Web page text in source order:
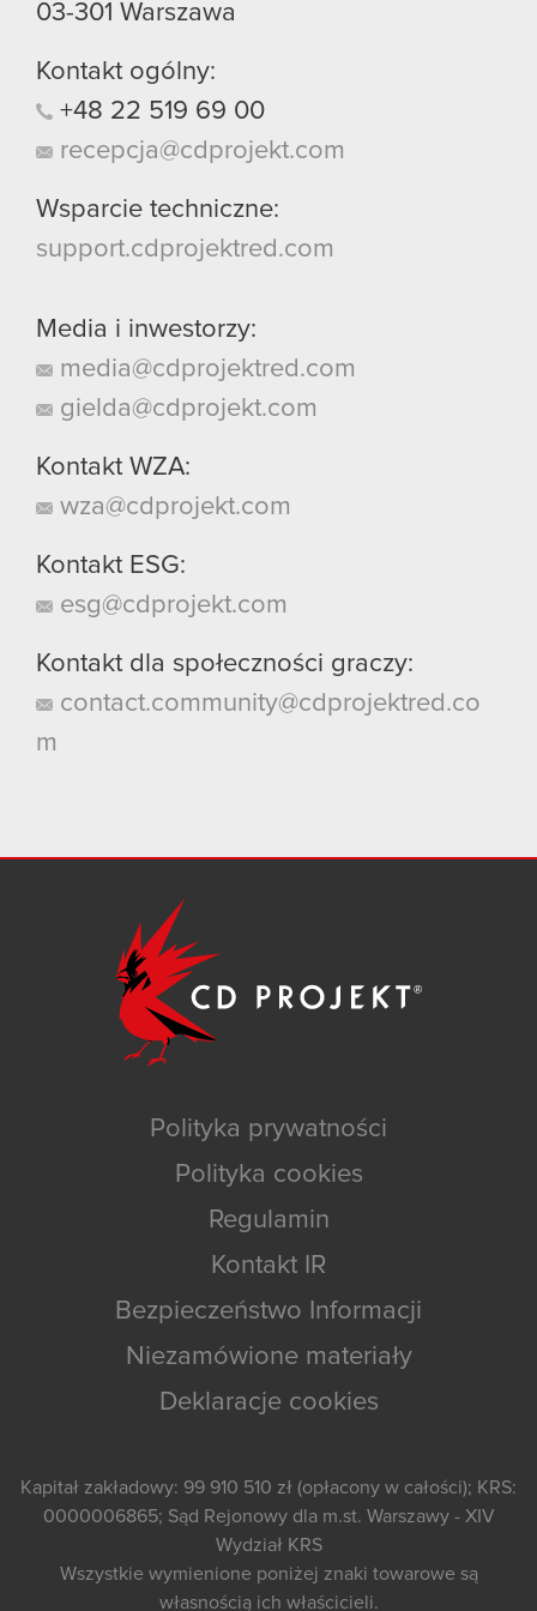
03-301 Warszawa
Kontakt ogólny:
+48 22 519 69 00
recepcja@cdprojekt.com
Wsparcie techniczne:
support.cdprojektred.com
Media i inwestorzy:
media@cdprojektred.com
gielda@cdprojekt.com
Kontakt WZA:
wza@cdprojekt.com
Kontakt ESG:
esg@cdprojekt.com
Kontakt dla społeczności graczy:
contact.community@cdprojektred.co
m
Polityka prywatności
Polityka cookies
Regulamin
Kontakt IR
Bezpieczeństwo Informacji
Niezamówione materiały
Deklaracje cookies
Kapitał zakładowy: 99 910 510 zł (opłacony w całości); KRS:
0000006865; Sąd Rejonowy dla m.st. Warszawy - XIV
Wydział KRS
Wszystkie wymienione poniżej znaki towarowe są
własnością ich właścicieli.